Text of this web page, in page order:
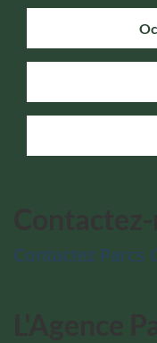
Contactez Parcs